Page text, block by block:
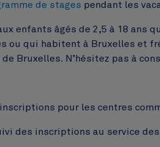
de stages pendant les
enfants âgés de 2,5 à 18 ans
ou qui habitent à Bruxelles et
de Bruxelles. N’hésitez pas à
pour les centres
des inscriptions au service des